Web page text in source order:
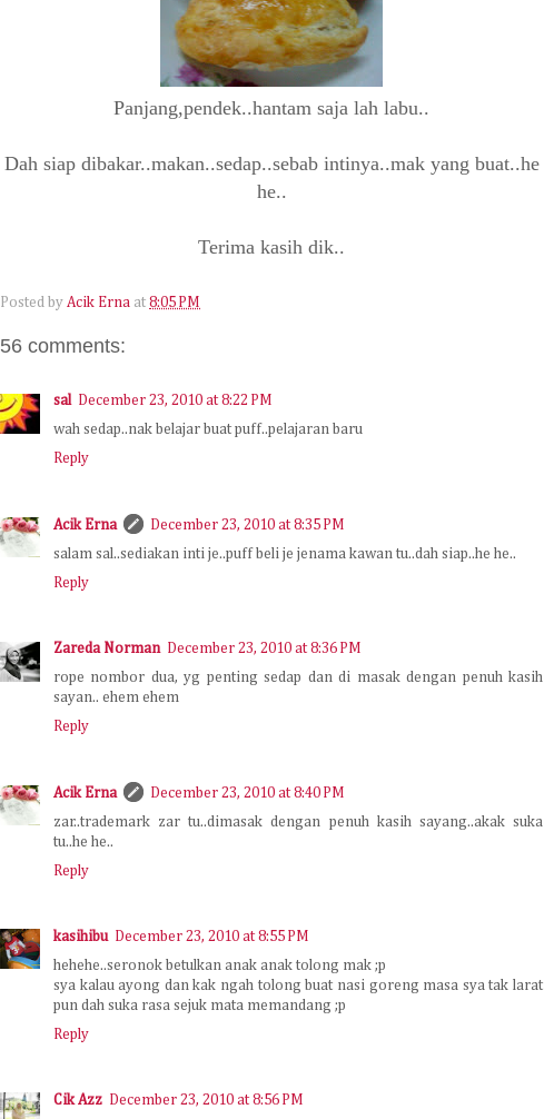
Panjang,pendek..hantam saja lah labu..
Dah siap dibakar..makan..sedap..sebab intinya..mak yang buat..he
he..
Terima kasih dik..
Posted by Acik Erna at 8:05 PM
56 comments:
sal December 23, 2010 at 8:22 PM
wah sedap..nak belajar buat puff..pelajaran baru
Reply
Acik Erna
December 23, 2010 at 8:35 PM
salam sal..sediakan inti je..puff beli je jenama kawan tu..dah siap..he he..
Reply
Zareda Norman December 23, 2010 at 8:36 PM
rope nombor dua, yg penting sedap dan di masak dengan penuh kasih
sayan.. ehem ehem
Reply
Acik Erna
December 23, 2010 at 8:40 PM
zar..trademark zar tu..dimasak dengan penuh kasih sayang..akak suka
tu..he he..
Reply
kasihibu December 23, 2010 at 8:55 PM
hehehe..seronok betulkan anak anak tolong mak ;p
sya kalau ayong dan kak ngah tolong buat nasi goreng masa sya tak larat
pun dah suka rasa sejuk mata memandang ;p
Reply
Cik Azz December 23, 2010 at 8:56 PM